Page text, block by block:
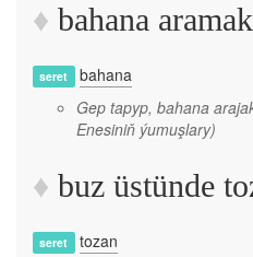
bahana aramak
seret
bahana
Gep tapyp, bahana
Enesiniň ýumuşlary)
buz üstünde
seret
tozan